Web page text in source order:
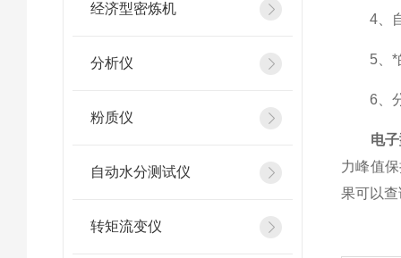
经济型密炼机
分析仪
粉质仪
自动水分测试仪
转矩流变仪
4、自
5、*的
6、分
电
力峰值
果可以